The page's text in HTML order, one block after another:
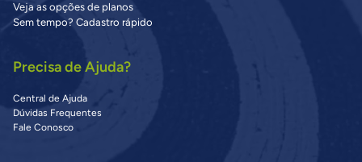
Veja as opções de planos
Sem tempo? Cadastro rápido
Precisa de Ajuda?
Central de Ajuda
Dúvidas Frequentes
Fale Conosco